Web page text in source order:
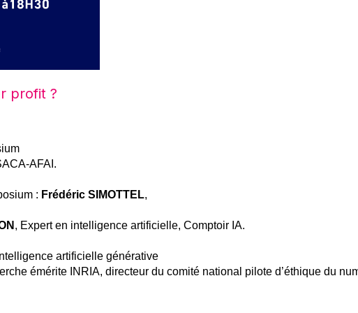
profit ?
AFAI.
: Frédéric SIMOTTEL,
, Expert en intelligence artificielle, Comptoir IA.
artificielle générative
émérite INRIA, directeur du comité national pilote d’éthique du